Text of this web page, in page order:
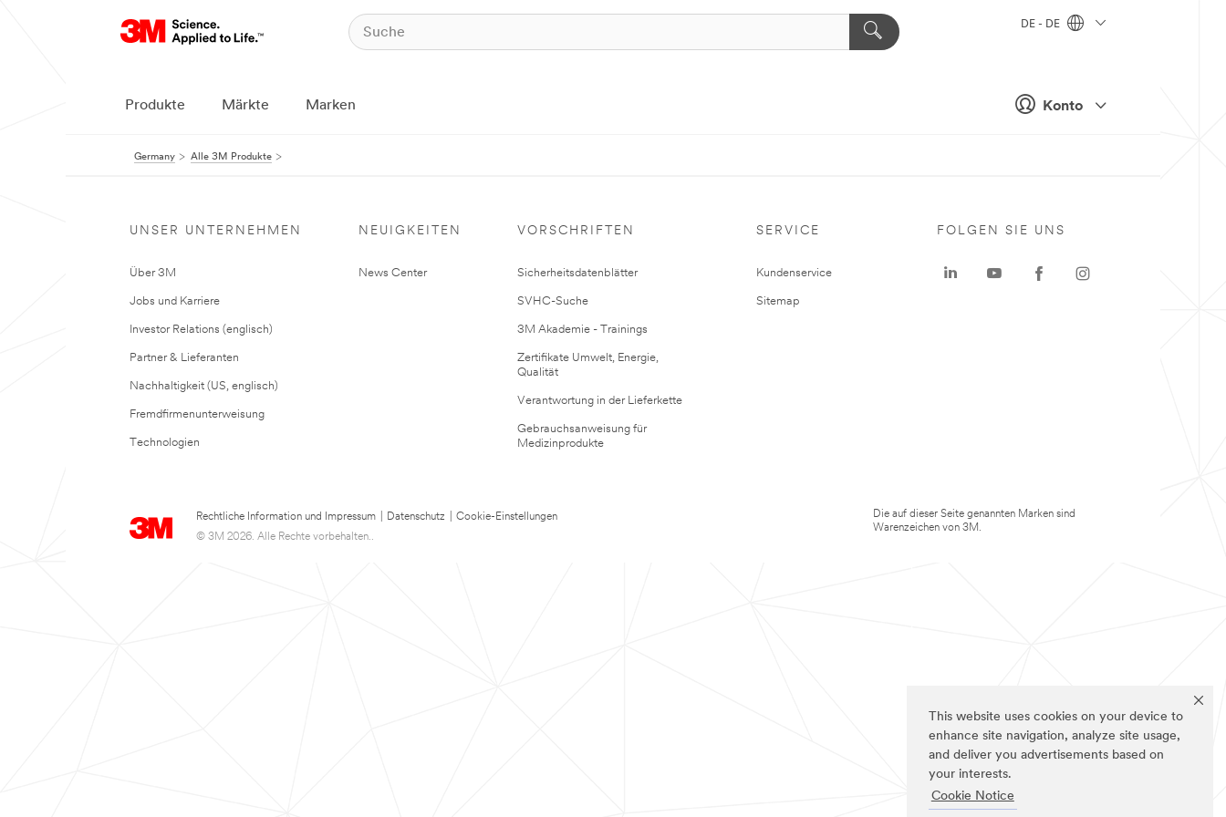
This website uses cookies on your device to
enhance site navigation, analyze site usage,
and deliver you advertisements based on
your interests.
Cookie Notice
Konto
DE - DE
Produkte Märkte Marken
Germany Alle 3M Produkte
UNSER UNTERNEHMEN
Über 3M
Jobs und Karriere
Investor Relations (englisch)
Partner & Lieferanten
Nachhaltigkeit (US, englisch)
Fremdfirmenunterweisung
Technologien
NEUIGKEITEN
News Center
VORSCHRIFTEN
Sicherheitsdatenblätter
SVHC-Suche
3M Akademie - Trainings
Zertifikate Umwelt, Energie,
Qualität
Verantwortung in der Lieferkette
Gebrauchsanweisung für
Medizinprodukte
SERVICE
Kundenservice
Sitemap
Rechtliche Information und Impressum Datenschutz
Cookie-Einstellungen
© 3M 2026. Alle Rechte vorbehalten..
FOLGEN SIE UNS
Die auf dieser Seite genannten Marken sind
Warenzeichen von 3M.